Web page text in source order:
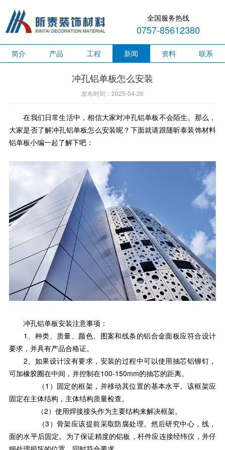
全国服务热线
0757-85612380
简介 产品 工程 新闻 资料 联系
冲孔铝单板怎么安装
发布时间：2025-04-26
在我们日常生活中，相信大家对冲孔铝单板不会陌生。那么，
大家是否了解冲孔铝单板怎么安装呢？下面就请跟随昕泰装饰材料
铝单板小编一起了解下吧：
冲孔铝单板安装注意事项：
1、种类、质量、颜色、图案和线条的铝合金面板应符合设计
要求，并具有产品合格证。
2、如果设计没有要求，安装的过程中可以使用抽芯铝铆钉，
可加橡胶圈在中间，并控制在100-150mm的抽芯的距离。
（1）固定的框架，并移动其位置的基本水平。该框架应
固定在主体结构，主体结构质量检查。
（2）使用焊接接头作为主要结构来解决框架。
（3）骨架应该提前采取防腐处理。然后研究中心，线，
面的水平后固定。为了保证精度的铝板，杆件应连接经纬仪，并仔